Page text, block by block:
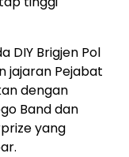
DIY Brigjen Pol
jajaran Pejabat
dengan
Band dan
yang